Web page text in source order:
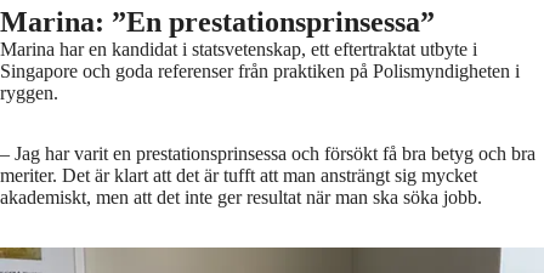
Marina: ”En prestationsprinsessa”
Marina har en kandidat i statsvetenskap, ett eftertraktat utbyte i
Singapore och goda referenser från praktiken på Polismyndigheten i
ryggen.
– Jag har varit en prestationsprinsessa och försökt få bra betyg och bra
meriter. Det är klart att det är tufft att man ansträngt sig mycket
akademiskt, men att det inte ger resultat när man ska söka jobb.